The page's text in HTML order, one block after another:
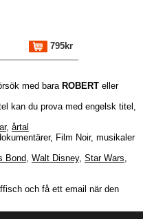
795kr
med bara ROBERT eller
kan du prova med engelsk titel,
, årtal
Film Noir, musikaler
Bond, Walt Disney, Star Wars,
och få ett email när den